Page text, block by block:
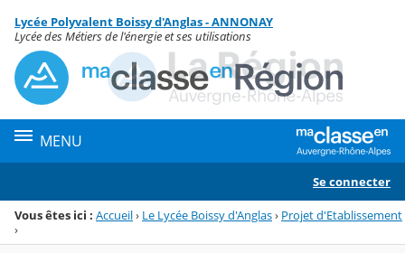
Menu de la rubrique
Contenu
Lycée Polyvalent Boissy d'Anglas - ANNONAY
Lycée des Métiers de l'énergie et ses utilisations
MENU
Se connecter
Vous êtes ici : Accueil› Le Lycée Boissy d'Anglas› Projet d'Etablissement
›